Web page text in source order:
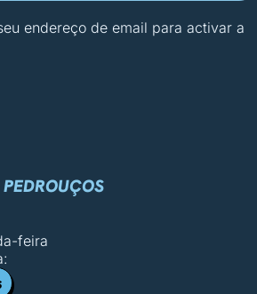
endereço de email para activar a
feira